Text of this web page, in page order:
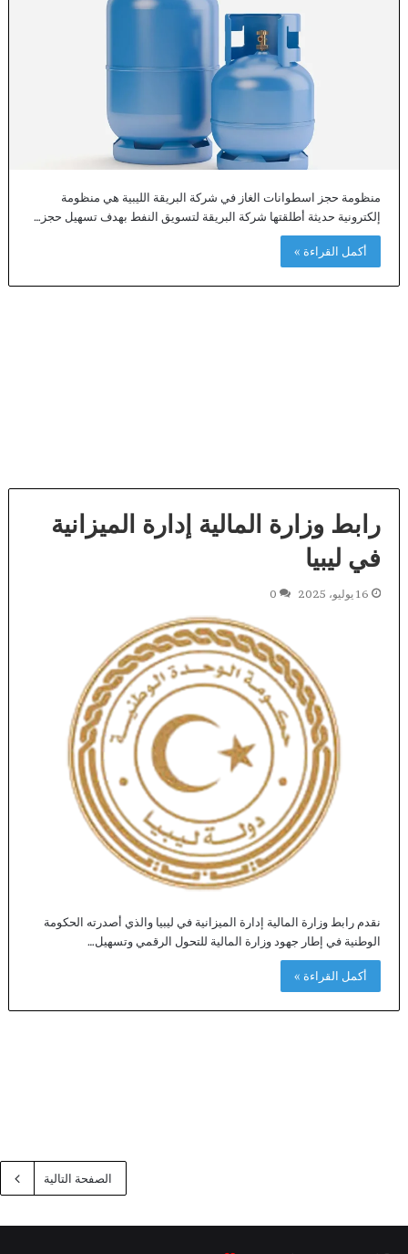
منظومة حجز اسطوانات الغاز في شركة البريقة الليبية هي منظومة
إلكترونية حديثة أطلقتها شركة البريقة لتسويق النفط بهدف تسهيل حجز…
أكمل القراءة »
رابط وزارة المالية إدارة الميزانية
في ليبيا
16 يوليو، 2025 0
نقدم رابط وزارة المالية إدارة الميزانية في ليبيا والذي أصدرته الحكومة
الوطنية في إطار جهود وزارة المالية للتحول الرقمي وتسهيل…
أكمل القراءة »
الصفحة التالية